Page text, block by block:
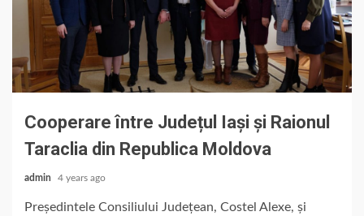
Cooperare între Județul Iași și Raionul
Taraclia din Republica Moldova
admin 4 years ago
Președintele Consiliului Județean, Costel Alexe, și